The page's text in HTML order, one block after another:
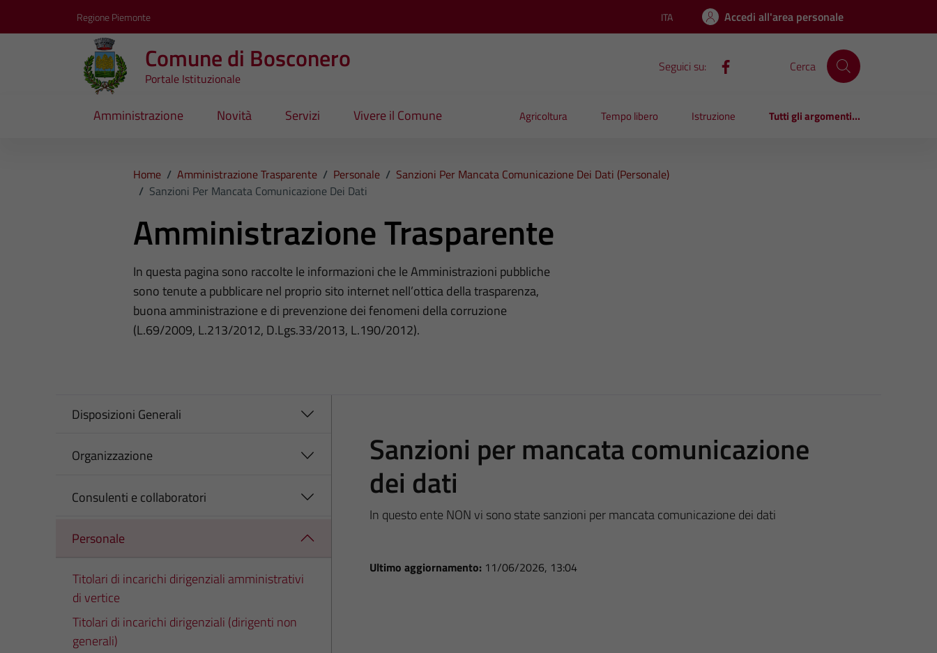
Regione Piemonte Lingua attiva:
ITA Accedi all'area personale
Comune di Bosconero
Portale Istituzionale
Seguici su: Cerca
Amministrazione Novità Servizi Vivere il Comune Agricoltura Tempo libero Istruzione Tutti gli argomenti...
Home / Amministrazione Trasparente / Personale / Sanzioni Per Mancata Comunicazione Dei Dati (personale)
/ Sanzioni Per Mancata Comunicazione Dei Dati
Amministrazione Trasparente
In questa pagina sono raccolte le informazioni che le Amministrazioni pubbliche
sono tenute a pubblicare nel proprio sito internet nell’ottica della trasparenza,
buona amministrazione e di prevenzione dei fenomeni della corruzione
(L.69/2009, L.213/2012, D.Lgs.33/2013, L.190/2012).
Disposizioni Generali
Organizzazione
Consulenti e collaboratori
Personale
Titolari di incarichi dirigenziali amministrativi
di vertice
Titolari di incarichi dirigenziali (dirigenti non
generali)
Sanzioni per mancata comunicazione
dei dati
In questo ente NON vi sono state sanzioni per mancata comunicazione dei dati
Ultimo aggiornamento: 11/06/2026, 13:04